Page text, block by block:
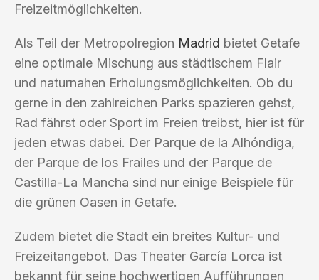
Freizeitmöglichkeiten.
Als Teil der Metropolregion Madrid bietet Getafe
eine optimale Mischung aus städtischem Flair
und naturnahen Erholungsmöglichkeiten. Ob du
gerne in den zahlreichen Parks spazieren gehst,
Rad fährst oder Sport im Freien treibst, hier ist für
jeden etwas dabei. Der Parque de la Alhóndiga,
der Parque de los Frailes und der Parque de
Castilla-La Mancha sind nur einige Beispiele für
die grünen Oasen in Getafe.
Zudem bietet die Stadt ein breites Kultur- und
Freizeitangebot. Das Theater García Lorca ist
bekannt für seine hochwertigen Aufführungen